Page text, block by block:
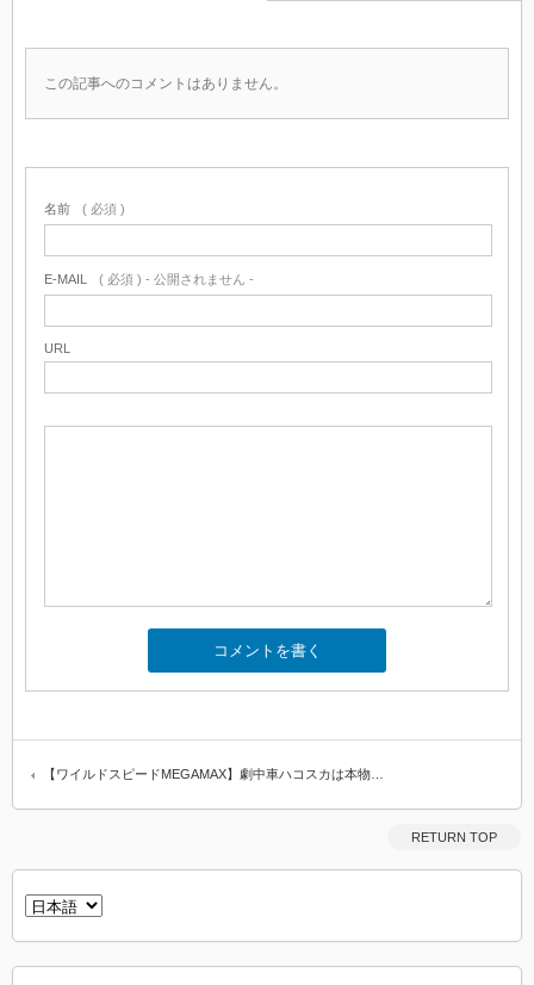
この記事へのコメントはありません。
名前 ( 必須 )
E-MAIL ( 必須 ) - 公開されません -
URL
【ワイルドスピードMEGAMAX】劇中車ハコスカは本物…
RETURN TOP
言
語